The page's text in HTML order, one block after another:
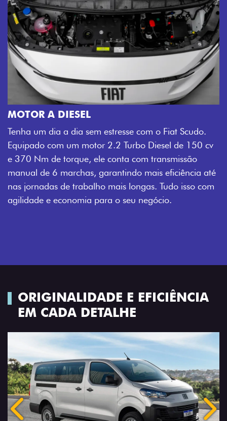
MOTOR A DIESEL
Tenha um dia a dia sem estresse com o Fiat Scudo.
Equipado com um motor 2.2 Turbo Diesel de 150 cv
e 370 Nm de torque, ele conta com transmissão
manual de 6 marchas, garantindo mais eficiência até
nas jornadas de trabalho mais longas. Tudo isso com
agilidade e economia para o seu negócio.
ORIGINALIDADE E EFICIÊNCIA
EM CADA DETALHE
Anterior